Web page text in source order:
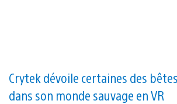
se
sur
Crytek dévoile certaines des
dans son monde sauvage en VR